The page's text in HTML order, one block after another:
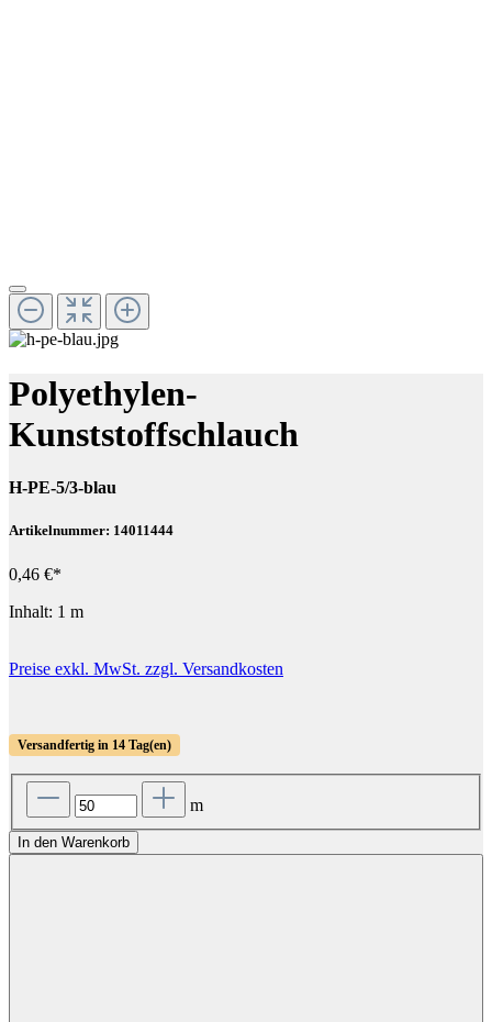
Polyethylen-
Kunststoffschlauch
H-PE-5/3-blau
Artikelnummer: 14011444
0,46 €*
Inhalt: 1 m
Preise exkl. MwSt. zzgl. Versandkosten
Versandfertig in 14 Tag(en)
m
In den Warenkorb